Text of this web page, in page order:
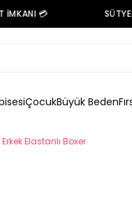
💳
ÇocukBüyük Beden
Elastanlı Boxer